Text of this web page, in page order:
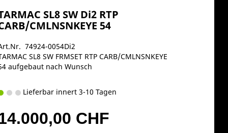
SL8 SW Di2 RTP
CMLNSNKEYE 54
74924-0054Di2
SL8 SW FRMSET RTP CARB/CMLNSNKEYE
aufgebaut nach Wunsch
Lieferbar innert 3-10 Tagen
CHF